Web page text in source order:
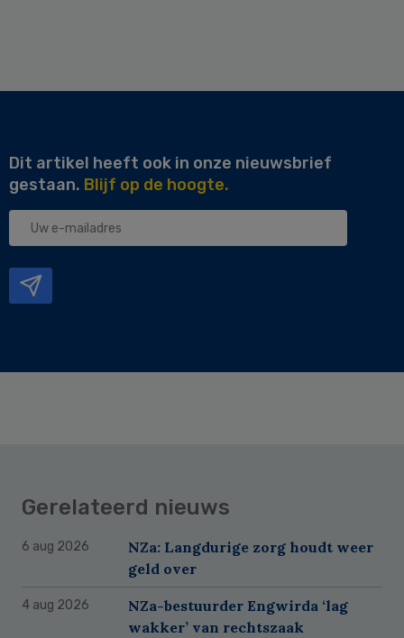
Dit artikel heeft ook in onze nieuwsbrief
gestaan. Blijf op de hoogte.
Uw
Gerelateerd nieuws
6 aug 2026
NZa: Langdurige zorg houdt weer
geld over
4 aug 2026
NZa-bestuurder Engwirda ‘lag
wakker’ van rechtszaak